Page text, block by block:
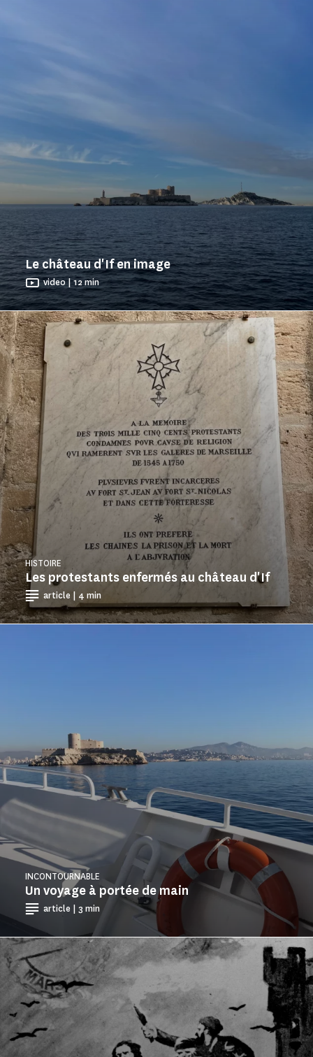
Le château d'If en image
video | 12 min
Les protestants enfermés au château d'If
HISTOIRE
article | 4 min
Un voyage à portée de main
INCONTOURNABLE
article | 3 min